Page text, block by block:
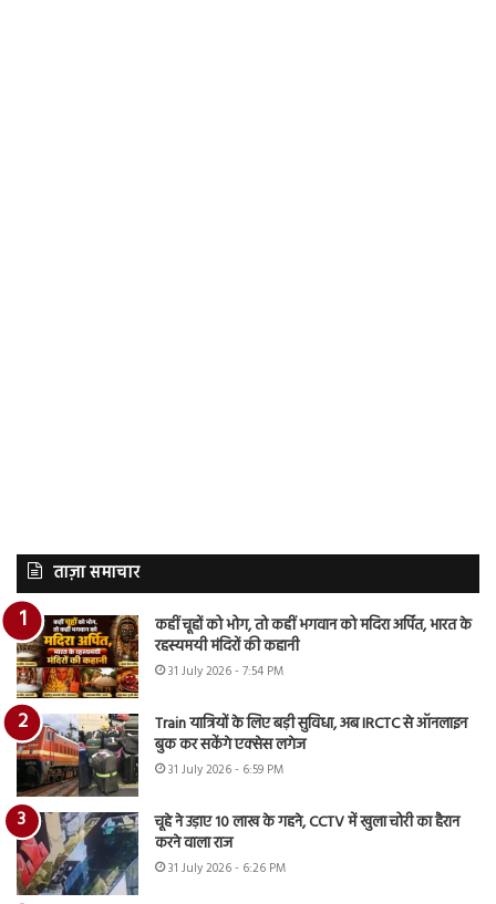
ताज़ा समाचार
कहीं चूहों को भोग, तो कहीं भगवान को मदिरा अर्पित, भारत के
रहस्यमयी मंदिरों की कहानी
31 July 2026 - 7:54 PM
Train यात्रियों के लिए बड़ी सुविधा, अब IRCTC से ऑनलाइन
बुक कर सकेंगे एक्सेस लगेज
31 July 2026 - 6:59 PM
चूहे ने उड़ाए 10 लाख के गहने, CCTV में खुला चोरी का हैरान
करने वाला राज
31 July 2026 - 6:26 PM